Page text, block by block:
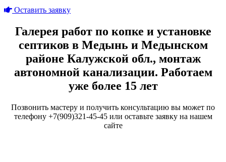
Оставить заявку
Галерея работ по копке и установке
септиков в Медынь и Медынском
районе Калужской обл., монтаж
автономной канализации. Работаем
уже более 15 лет
Позвонить мастеру и получить консультацию вы может по
телефону +7(909)321-45-45 или оставьте заявку на нашем
сайте